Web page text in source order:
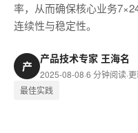
率，从而确保核心业务
连续性与稳定性。
产
产品技术专家 王海名
2025-08-08·6 分钟阅读·
最佳实践